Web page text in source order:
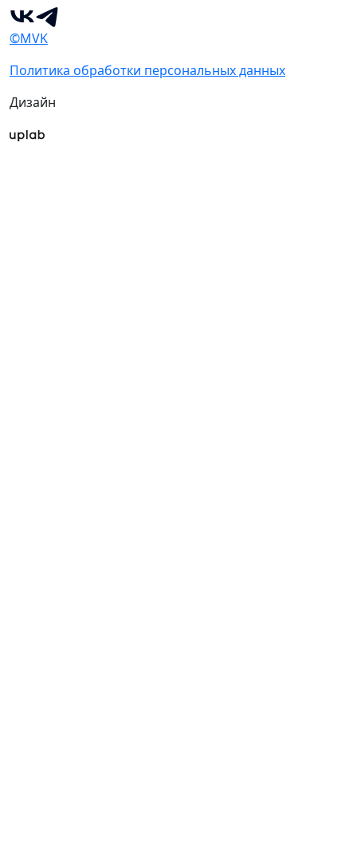
©MVK
Политика обработки персональных данных
Дизайн